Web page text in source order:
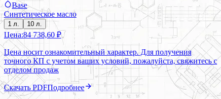
Base
Синтетическое масло
1 л. 10 л.
Цена:84 738,60 ₽
Цена носит ознакомительный характер. Для получения
точного КП с учетом ваших условий, пожалуйста, свяжитесь с
отделом продаж
Скачать PDFПодробнее